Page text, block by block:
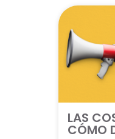
LAS
CÓMO